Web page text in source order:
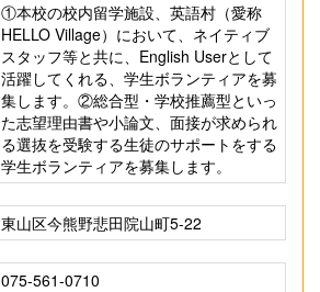
①本校の校内留学施設、英語村（愛称
HELLO Village）において、ネイティブ
スタッフ等と共に、English Userとして
活躍してくれる、学生ボランティアを募
集します。②総合型・学校推薦型といっ
た志望理由書や小論文、面接が求められ
る選抜を受験する生徒のサポートをする
学生ボランティアを募集します。
東山区今熊野悲田院山町5-22
075-561-0710